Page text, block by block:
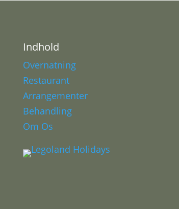
Indhold
Overnatning
Restaurant
Arrangementer
Behandling
Om Os